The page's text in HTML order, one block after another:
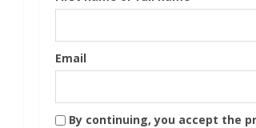
Email
By continuing, you accept the